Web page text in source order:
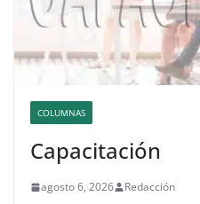
COLUMNAS
Capacitación
agosto 6, 2026 Redacción